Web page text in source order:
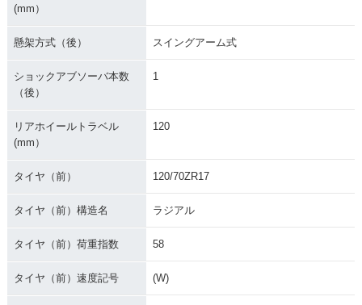
(mm）
懸架方式（後） スイングアーム式
ショックアブソーバ本数
（後）
1
リアホイールトラベル
(mm）
120
タイヤ（前） 120/70ZR17
タイヤ（前）構造名 ラジアル
タイヤ（前）荷重指数 58
タイヤ（前）速度記号 (W)